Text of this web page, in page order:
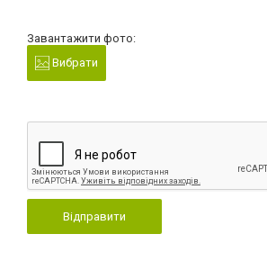
Завантажити фото:
Вибрати
Відправити